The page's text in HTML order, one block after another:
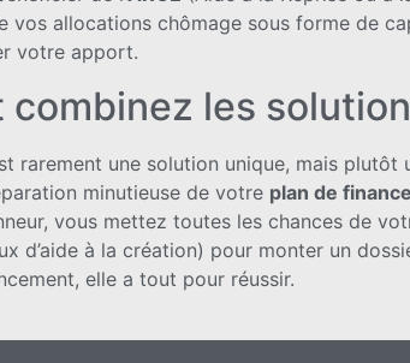
allocations chômage sous forme de
votre apport.
les
rarement une solution unique, mais
minutieuse de votre plan de
vous mettez toutes les chances de
d’aide à la création) pour monter un
elle a tout pour réussir.